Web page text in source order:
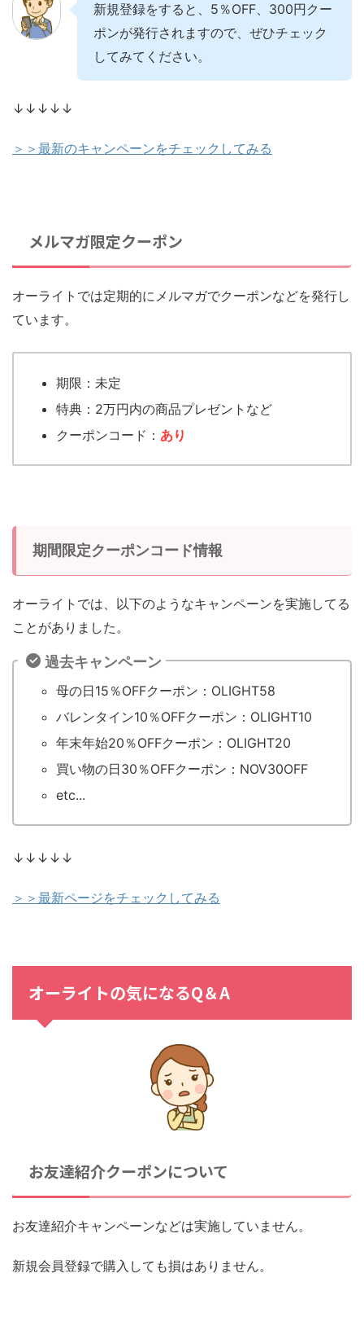
新規登録をすると、5％OFF、300円クー
ポンが発行されますので、ぜひチェック
してみてください。
↓↓↓↓↓
＞＞最新のキャンペーンをチェックしてみる
メルマガ限定クーポン
オーライトでは定期的にメルマガでクーポンなどを発行し
ています。
期限：未定
特典：2万円内の商品プレゼントなど
クーポンコード： あり
期間限定クーポンコード情報
オーライトでは、以下のようなキャンペーンを実施してる
ことがありました。
過去キャンペーン
母の日15％OFFクーポン：OLIGHT58
バレンタイン10％OFFクーポン：OLIGHT10
年末年始20％OFFクーポン：OLIGHT20
買い物の日30％OFFクーポン：NOV30OFF
etc...
↓↓↓↓↓
＞＞最新ページをチェックしてみる
オーライトの気になるQ＆A
お友達紹介クーポンについて
お友達紹介キャンペーンなどは実施していません。
新規会員登録で購入しても損はありません。